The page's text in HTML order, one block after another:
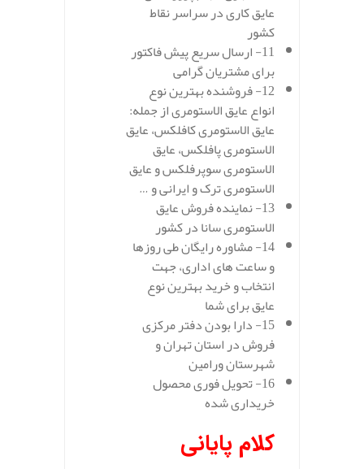
عایق کاری در سراسر نقاط
کشور
11- ارسال سریع پیش فاکتور
برای مشتریان گرامی
12- فروشنده بهترین نوع
انواع عایق الاستومری از جمله:
عایق الاستومری کافلکس، عایق
الاستومری پافلکس، عایق
الاستومری سوپرفلکس و عایق
الاستومری ترک و ایرانی و …
13- نماینده فروش عایق
الاستومری سانا در کشور
14- مشاوره رایگان طی روزها
و ساعت های اداری، جهت
انتخاب و خرید بهترین نوع
عایق برای شما
15- دارا بودن دفتر مرکزی
فروش در استان تهران و
شهرستان ورامین
16- تحویل فوری محصول
خریداری شده
کلام پایانی